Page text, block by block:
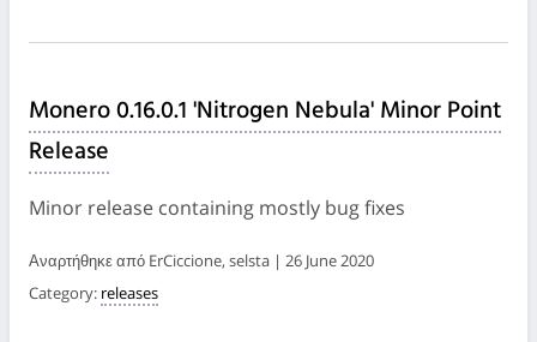
Monero 0.16.0.1 'Nitrogen Nebula' Minor Point
Release
Minor release containing mostly bug fixes
Αναρτήθηκε από ErCiccione, selsta | 26 June 2020
Category: releases